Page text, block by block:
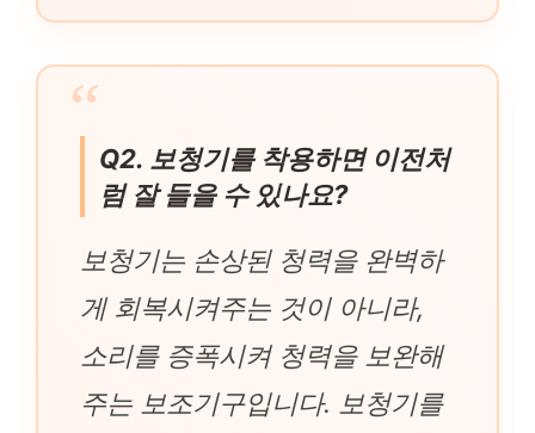
Q2. 보청기를 착용하면 이전처
럼 잘 들을 수 있나요?
보청기는 손상된 청력을 완벽하
게 회복시켜주는 것이 아니라,
소리를 증폭시켜 청력을 보완해
주는 보조기구입니다. 보청기를